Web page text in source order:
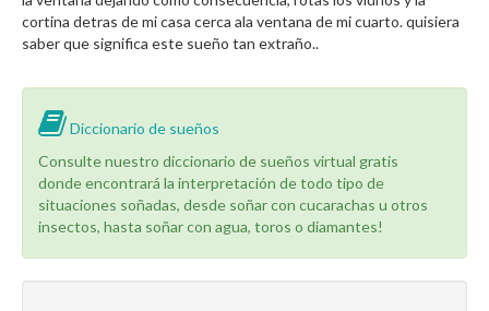
cortina detras de mi casa cerca ala ventana de mi cuarto. quisiera
saber que significa este sueño tan extraño..
Diccionario de sueños
Consulte nuestro diccionario de sueños virtual gratis
donde encontrará la interpretación de todo tipo de
situaciones soñadas, desde soñar con cucarachas u otros
insectos, hasta soñar con agua, toros o diamantes!